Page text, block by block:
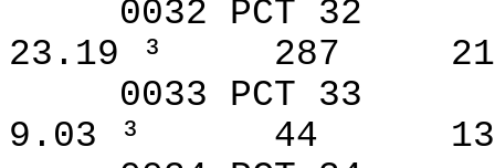
0032 PCT 32
23.19 ³
287
0033 PCT 33
9.03 ³
44
13